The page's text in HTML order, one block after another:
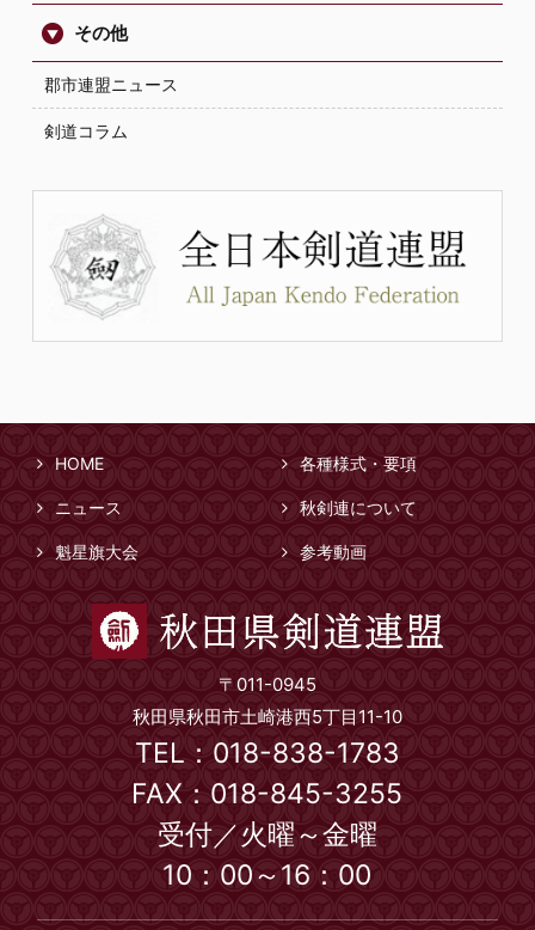
その他
郡市連盟ニュース
剣道コラム
HOME
ニュース
魁星旗大会
各種様式・要項
秋剣連について
参考動画
〒011-0945
秋田県秋田市土崎港西5丁目11-10
TEL：018-838-1783
FAX：018-845-3255
受付／火曜～金曜
10：00～16：00